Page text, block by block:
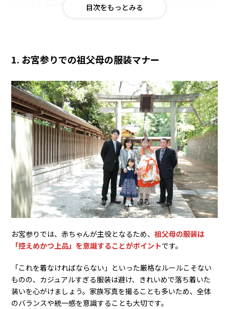
2-1. ダークカラーのスーツ
3. お宮参りで祖母におすすめの服装
3-2. セレモニースーツ
3-3. セットアップ
3-4. 着物
4. お宮参りでの祖父母の服装選びのポイント
4-1. 落ち着いた色味を選ぶ
4-2. 動きやすさ・着心地も重視する
4-3. 写真映えを意識する
4-4. 季節に合わせて選ぶ
5. お宮参りの服装選びなら洋服の青山
6. お宮参りの祖父母の服装に関するよくある質問
Q1. お宮参りの祖父母の服装はレンタルできる？
Q2. お宮参りの服装にネクタイは必須？
Q3. お宮参り服装の色のおすすめは？
1. お宮参りでの祖父母の服装マナー
お宮参りでは、赤ちゃんが主役となるため、祖父母の服装は
「控えめかつ上品」を意識することがポイントです。
「これを着なければならない」といった厳格なルールこそない
ものの、カジュアルすぎる服装は避け、きれいめで落ち着いた
装いを心がけましょう。家族写真を撮ることも多いため、全体
のバランスや統一感を意識することも大切です。